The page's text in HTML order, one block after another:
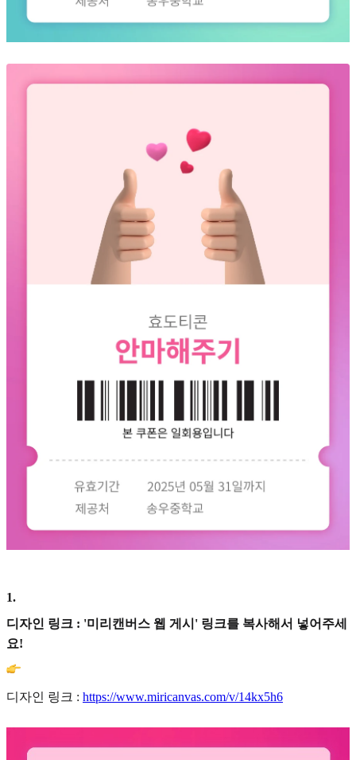
1.
디자인 링크 : '미리캔버스 웹 게시' 링크를 복사해서 넣어주세
요!
디자인 링크 : https://www.miricanvas.com/v/14kx5h6